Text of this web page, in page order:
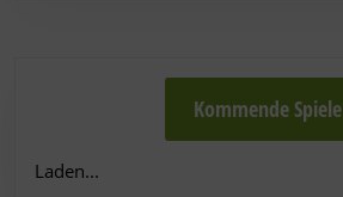
Kommende Spiele
Laden...